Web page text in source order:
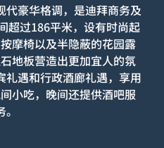
代豪华格调，是迪拜商务及
超过186平米，设有时尚起
摩椅以及半隐蔽的花园露
地板营造出更加宜人的氛
礼遇和行政酒廊礼遇，享用
小吃，晚间还提供酒吧服
。